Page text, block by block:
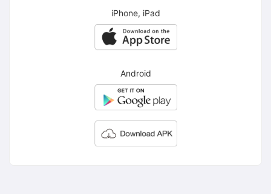
iPhone, iPad
Android